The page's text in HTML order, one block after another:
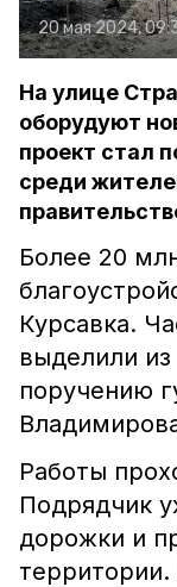
20 мая 2024,
На улице
оборудуют
проект стал
среди
Более 20
Курсавка.
выделили
поручению
Работы
Подрядчик
дорожки и